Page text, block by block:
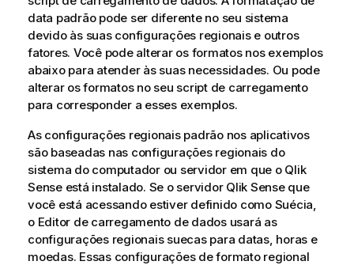
data padrão pode ser diferente no seu sistema
devido às suas configurações regionais e outros
fatores. Você pode alterar os formatos nos exemplos
abaixo para atender às suas necessidades. Ou pode
alterar os formatos no seu script de carregamento
para corresponder a esses exemplos.
As configurações regionais padrão nos aplicativos
são baseadas nas configurações regionais do
sistema do computador ou servidor em que o Qlik
Senseestá instalado. Se o servidor Qlik Senseque
você está acessando estiver definido como Suécia,
o Editor de carregamento de dados usará as
configurações regionais suecas para datas, horas e
moedas. Essas configurações de formato regional